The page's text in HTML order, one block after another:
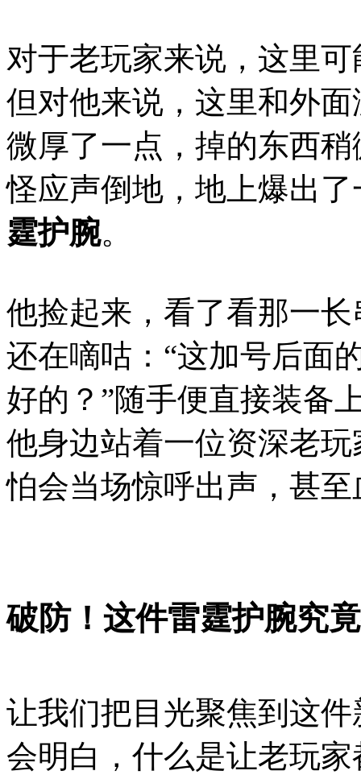
对于老玩家来说，这里可
但对他来说，这里和外
微厚了一点，掉的东西
怪应声倒地，地上爆出
霆护腕。
他捡起来，看了看那一
还在嘀咕：“这加号后面
好的？”随手便直接装备
他身边站着一位资深老
怕会当场惊呼出声，甚
破防！这件雷霆护腕究
让我们把目光聚焦到这
会明白，什么是让老玩家